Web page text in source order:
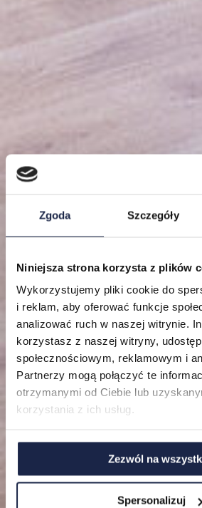
Zgoda Szczegóły
Niniejsza strona korzysta z plików
Wykorzystujemy pliki cookie do
i reklam, aby oferować funkcje
analizować ruch w naszej witrynie.
korzystasz z naszej witryny,
społecznościowym, reklamowym i
Partnerzy mogą połączyć te
otrzymanymi od Ciebie lub
korzystania z ich usług.
Zezwól na
Spersonalizuj
Lokalizacje
Mieszkania
O nas
FAQ